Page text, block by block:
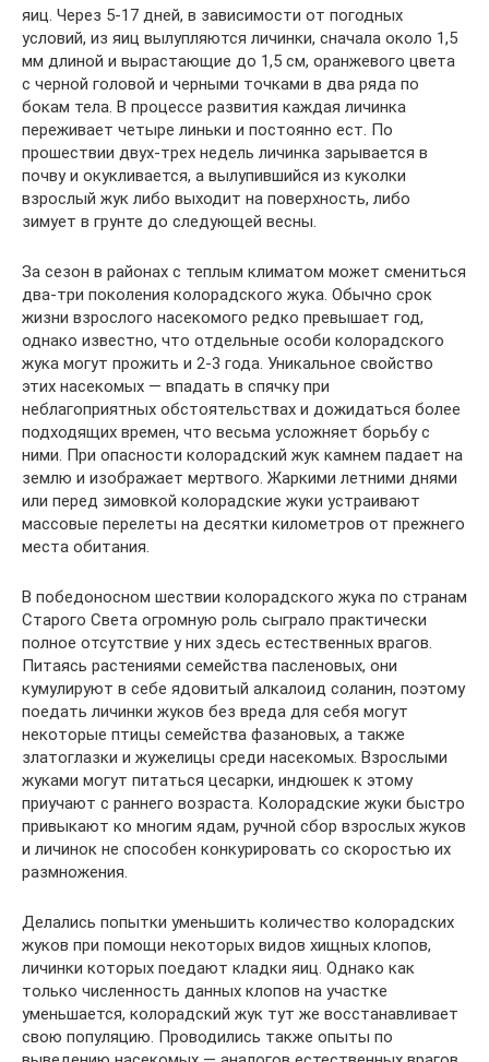
яиц. Через 5-17 дней, в зависимости от погодных
условий, из яиц вылупляются личинки, сначала около 1,5
мм длиной и вырастающие до 1,5 см, оранжевого цвета
с черной головой и черными точками в два ряда по
бокам тела. В процессе развития каждая личинка
переживает четыре линьки и постоянно ест. По
прошествии двух-трех недель личинка зарывается в
почву и окукливается, а вылупившийся из куколки
взрослый жук либо выходит на поверхность, либо
зимует в грунте до следующей весны.
За сезон в районах с теплым климатом может смениться
два-три поколения колорадского жука. Обычно срок
жизни взрослого насекомого редко превышает год,
однако известно, что отдельные особи колорадского
жука могут прожить и 2-3 года. Уникальное свойство
этих насекомых — впадать в спячку при
неблагоприятных обстоятельствах и дожидаться более
подходящих времен, что весьма усложняет борьбу с
ними. При опасности колорадский жук камнем падает на
землю и изображает мертвого. Жаркими летними днями
или перед зимовкой колорадские жуки устраивают
массовые перелеты на десятки километров от прежнего
места обитания.
В победоносном шествии колорадского жука по странам
Старого Света огромную роль сыграло практически
полное отсутствие у них здесь естественных врагов.
Питаясь растениями семейства пасленовых, они
кумулируют в себе ядовитый алкалоид соланин, поэтому
поедать личинки жуков без вреда для себя могут
некоторые птицы семейства фазановых, а также
златоглазки и жужелицы среди насекомых. Взрослыми
жуками могут питаться цесарки, индюшек к этому
приучают с раннего возраста. Колорадские жуки быстро
привыкают ко многим ядам, ручной сбор взрослых жуков
и личинок не способен конкурировать со скоростью их
размножения.
Делались попытки уменьшить количество колорадских
жуков при помощи некоторых видов хищных клопов,
личинки которых поедают кладки яиц. Однако как
только численность данных клопов на участке
уменьшается, колорадский жук тут же восстанавливает
свою популяцию. Проводились также опыты по